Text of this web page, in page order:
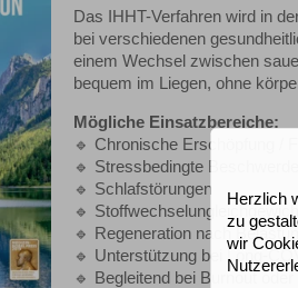
Das IHHT-Verfahren wird in
bei verschiedenen
einem Wechsel zwischen
bequem im Liegen, ohne
Mögliche Einsatzbereiche:
🔹 Chronische Erschöpfung /
🔹 Stressbedingte Beschwerden
🔹 Schlafstörungen
🔹
🔹 Regeneration nach Belastung
🔹 Unterstützung bei Long-
🔹 Begleitend bei Burnout
Herzlich
zu
wir